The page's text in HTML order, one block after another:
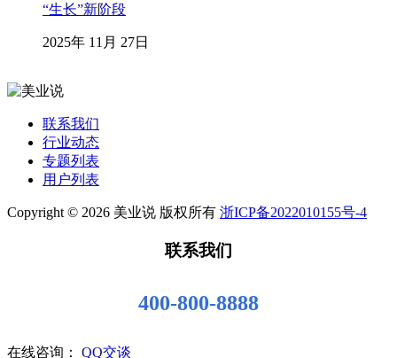
“生长”新阶段
2025年 11月 27日
联系我们
行业动态
专题列表
用户列表
Copyright © 2026 美业说 版权所有 浙ICP备2022010155号-4
联系我们
400-800-8888
在线咨询： QQ交谈